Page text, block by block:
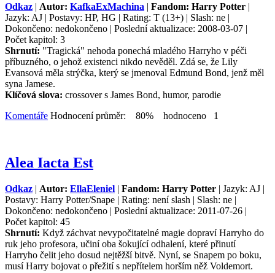
Odkaz | Autor: KafkaExMachina | Fandom: Harry Potter |
Jazyk: AJ | Postavy: HP, HG | Rating: T (13+) | Slash: ne |
Dokončeno: nedokončeno | Poslední aktualizace: 2008-03-07 |
Počet kapitol: 3
Shrnutí: "Tragická" nehoda ponechá mladého Harryho v péči
příbuzného, o jehož existenci nikdo nevěděl. Zdá se, že Lily
Evansová měla strýčka, který se jmenoval Edmund Bond, jenž měl
syna Jamese.
Klíčová slova: crossover s James Bond, humor, parodie
Komentáře Hodnocení průměr: 80% hodnoceno 1
Alea Iacta Est
Odkaz | Autor: EllaEleniel | Fandom: Harry Potter | Jazyk: AJ |
Postavy: Harry Potter/Snape | Rating: není slash | Slash: ne |
Dokončeno: nedokončeno | Poslední aktualizace: 2011-07-26 |
Počet kapitol: 45
Shrnutí: Když záchvat nevypočitatelné magie dopraví Harryho do
ruk jeho profesora, učiní oba šokující odhalení, které přinutí
Harryho čelit jeho dosud nejtěžší bitvě. Nyní, se Snapem po boku,
musí Harry bojovat o přežití s nepřítelem horším něž Voldemort.